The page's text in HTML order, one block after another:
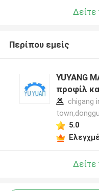
Περίπου εμείς
YUYANG
προφίλ
chigang
5.0